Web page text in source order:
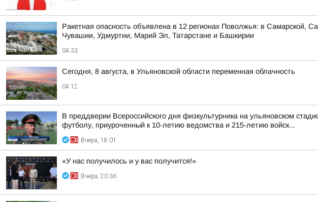
Ракетная опасность объявлена в 12 регионах Поволжья: в Самарской,
Чувашии, Удмуртии, Марий Эл, Татарстане и Башкирии
04:33
Сегодня, 8 августа, в Ульяновской области переменная облачность
04:12
В преддверии Всероссийского дня физкультурника на ульяновском
футболу, приуроченный к 10-летию ведомства и 215-летию войск...
Вчера, 18:01
«У нас получилось и у вас получится!»
Вчера, 20:36